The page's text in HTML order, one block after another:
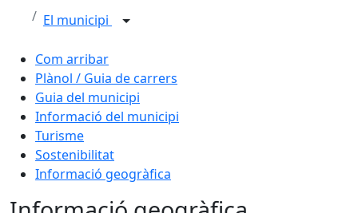
El municipi
Com arribar
Plànol / Guia de carrers
Guia del municipi
Informació del municipi
Turisme
Sostenibilitat
Informació geogràfica